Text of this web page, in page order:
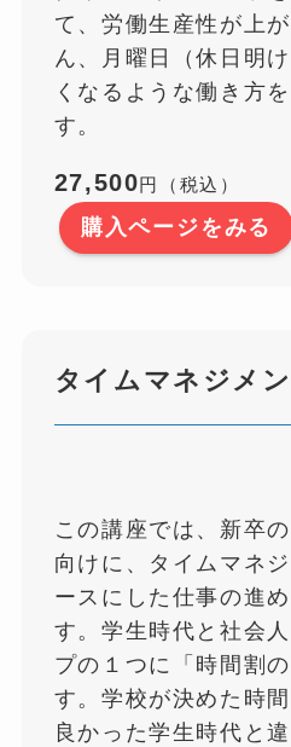
て、労働生産性が上
ん、月曜日（休日明
くなるような働き方
す。
27,500円（税込）
購入ページをみる
タイムマネジメ
この講座では、新卒
向けに、タイムマネ
ースにした仕事の進
す。学生時代と社会
プの１つに「時間割
す。学校が決めた時
良かった学生時代と